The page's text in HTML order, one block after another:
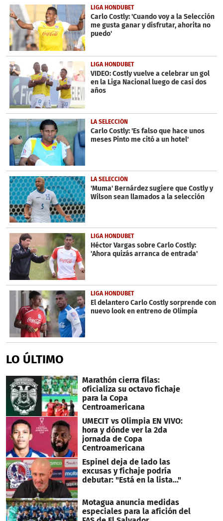
24
seconds
LIGA HONDUBET
Carlo Costly: 'Cuando voy a la Selección
me gusta ganar y disfrutar, ahorita no
puedo'
LIGA HONDUBET
VIDEO: Costly vuelve a celebrar un gol
en la Liga Nacional luego de casi dos
años
LA SELECCIÓN
Carlo Costly: 'Es falso que hace unos
meses Pinto me citó a un hotel'
LA SELECCIÓN
'Muma' Bernárdez sugiere que Costly y
Wilson sean llamados a la selección
LIGA HONDUBET
Héctor Vargas sobre Carlo Costly:
'Ahora quizás arranca de entrada'
LIGA HONDUBET
El delantero Carlo Costly sorprende con
nuevo look en entreno de Olimpia
LO ÚLTIMO
Marathón cierra filas:
oficializa su octavo fichaje
para la Copa
Centroamericana
UMECIT vs Olimpia EN VIVO:
hora y dónde ver la 2da
jornada de Copa
Centroamericana
Espinel deja de lado las
excusas y fichaje podría
debutar: "Está en la lista..."
Motagua anuncia medidas
especiales para la afición del